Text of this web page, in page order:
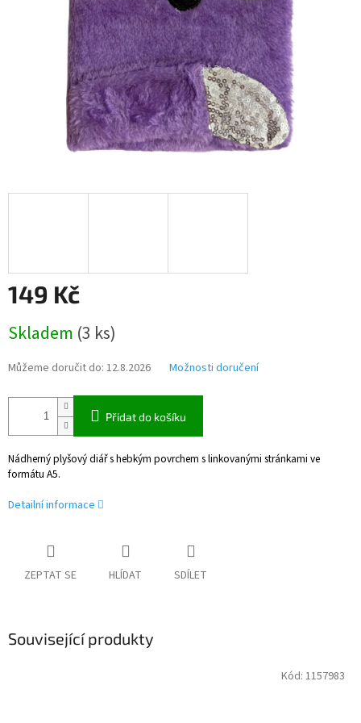
149 Kč
cena:
Skladem (3 ks)
Můžeme doručit do: 12.8.2026 Možnosti doručení
Přidat do košíku
Nádherný plyšový diář s hebkým povrchem s linkovanými stránkami ve
formátu A5.
Detailní informace
ZEPTAT SE HLÍDAT SDÍLET
Související produkty
Kód: 1157983